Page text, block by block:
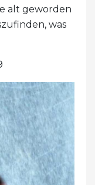
alt geworden
was